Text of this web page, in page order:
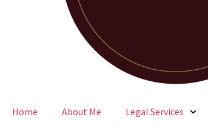
Home About Me Legal Services